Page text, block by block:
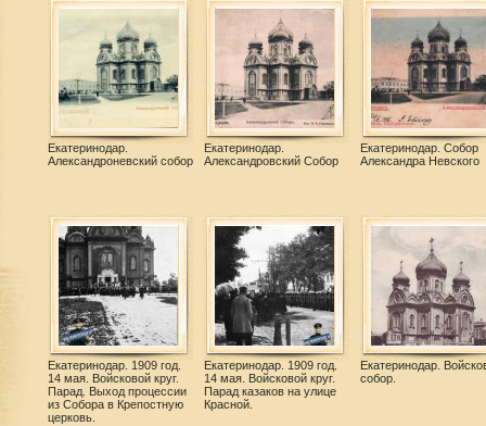
Екатеринодар.
Александроневский собор
Екатеринодар.
Александровский Собор
Екатеринодар. Собор
Александра Невского
Екатеринодар. 1909 год.
14 мая. Войсковой круг.
Парад. Выход процессии
из Собора в Крепостную
церковь.
Екатеринодар. 1909 год.
14 мая. Войсковой круг.
Парад казаков на улице
Красной.
Екатеринодар.
собор.